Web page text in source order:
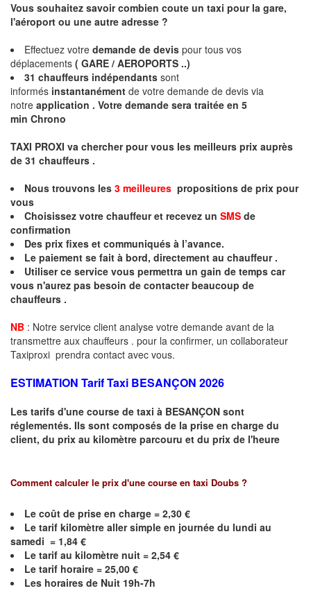
Vous souhaitez savoir combien coute un taxi pour la gare,
l'aéroport ou une autre adresse ?
Effectuez votre demande de devis pour tous vos
déplacements ( GARE / AEROPORTS ..)
31 chauffeurs indépendants sont
informés instantanément de votre demande de devis via
notre application . Votre demande sera traitée en 5
min Chrono
TAXI PROXI va chercher pour vous les meilleurs prix auprès
de 31 chauffeurs .
Nous trouvons les 3 meilleures propositions de prix pour
vous
Choisissez votre chauffeur et recevez un SMS de
confirmation
Des prix fixes et communiqués à l’avance.
Le paiement se fait à bord, directement au chauffeur .
Utiliser ce service vous permettra un gain de temps car
vous n'aurez pas besoin de contacter beaucoup de
chauffeurs .
NB : Notre service client analyse votre demande avant de la
transmettre aux chauffeurs . pour la confirmer, un collaborateur
Taxiproxi prendra contact avec vous.
ESTIMATION Tarif Taxi BESANÇON 2026
Les tarifs d'une course de taxi à BESANÇON sont
réglementés. Ils sont composés de la prise en charge du
client, du prix au kilomètre parcouru et du prix de l'heure
Comment calculer le prix d'une course en taxi Doubs ?
Le coût de prise en charge = 2,30 €
Le tarif kilomètre aller simple en journée du lundi au
samedi = 1,84 €
Le tarif au kilomètre nuit = 2,54 €
Le tarif horaire = 25,00 €
Les horaires de Nuit 19h-7h